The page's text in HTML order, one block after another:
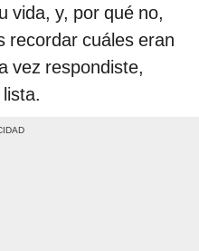
vida, y, por qué no,
recordar cuáles eran
vez respondiste,